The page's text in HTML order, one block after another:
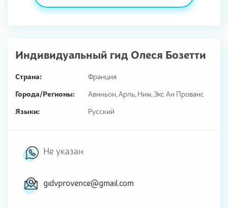
Индивидуальный гид Олеся Бозетти
Страна:
Франция
Города/Регионы:
Авиньон, Арль, Ним, Экс Ан Прованс
Языки:
Русский
Не указан
gidvprovence@gmail.com